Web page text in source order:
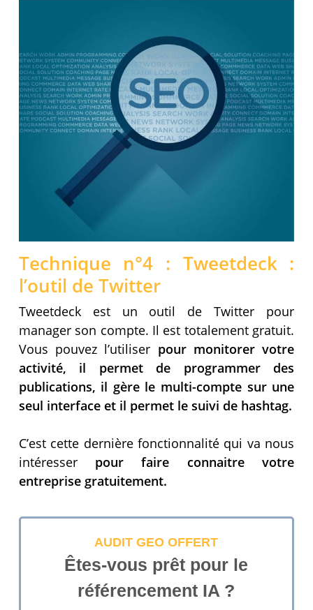
Technique n°4 : Tweetdeck :
l’outil de Twitter
Tweetdeck est un outil de Twitter pour
manager son compte. Il est totalement gratuit.
Vous pouvez l’utiliser pour monitorer votre
activité, il permet de programmer des
publications, il gère le multi-compte sur une
seul interface et il permet le suivi de hashtag.
C’est cette dernière fonctionnalité qui va nous
intéresser pour faire connaitre votre
entreprise gratuitement.
AUDIT GEO OFFERT
Êtes-vous prêt pour le
référencement IA ?